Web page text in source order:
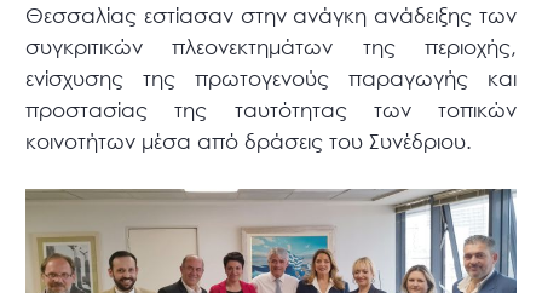
Θεσσαλίας εστίασαν στην ανάγκη ανάδειξης των
συγκριτικών πλεονεκτημάτων της περιοχής,
ενίσχυσης της πρωτογενούς παραγωγής και
προστασίας της ταυτότητας των τοπικών
κοινοτήτων μέσα από δράσεις του Συνέδριου.